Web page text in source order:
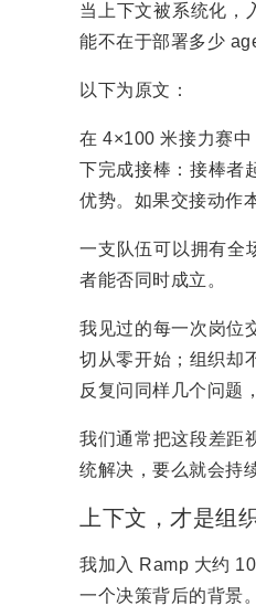
当上下文被系统化，
能不在于部署多少
以下为原文：
在 4×100 米接力赛
下完成接棒：接棒者
优势。如果交接动作
一支队伍可以拥有全
者能否同时成立。
我见过的每一次岗位
切从零开始；组织却
反复问同样几个问题
我们通常把这段差距
统解决，要么就会持
上下文，才是组
我加入 Ramp 大约
一个决策背后的背景